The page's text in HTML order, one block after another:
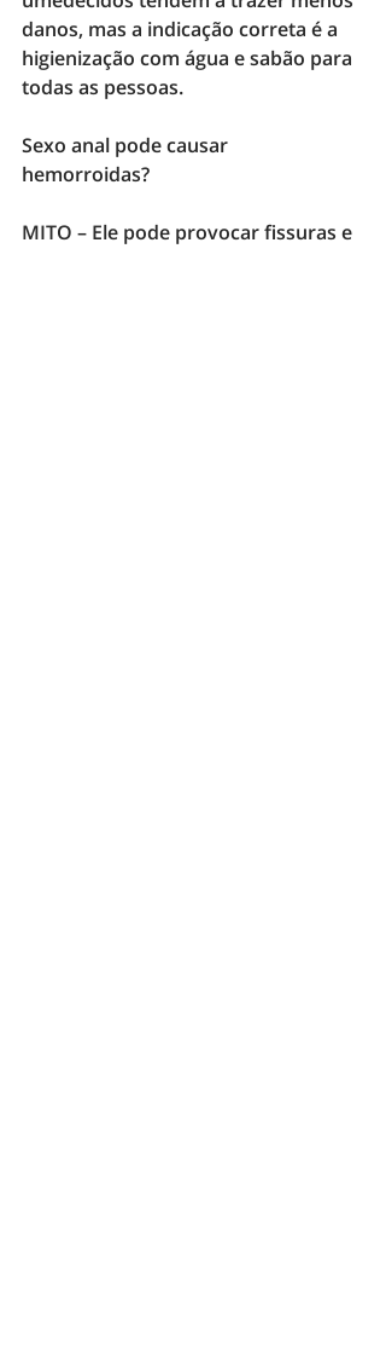
danos, mas a indicação correta é a
higienização com água e sabão para
todas as pessoas.
Sexo anal pode causar
hemorroidas?
MITO – Ele pode provocar fissuras e